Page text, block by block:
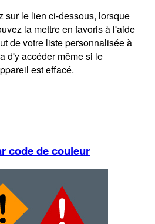
sur le lien ci-dessous, lorsque
la mettre en favoris à l'aide
de votre liste personnalisée à
d'y accéder même si le
est effacé.
code de couleur